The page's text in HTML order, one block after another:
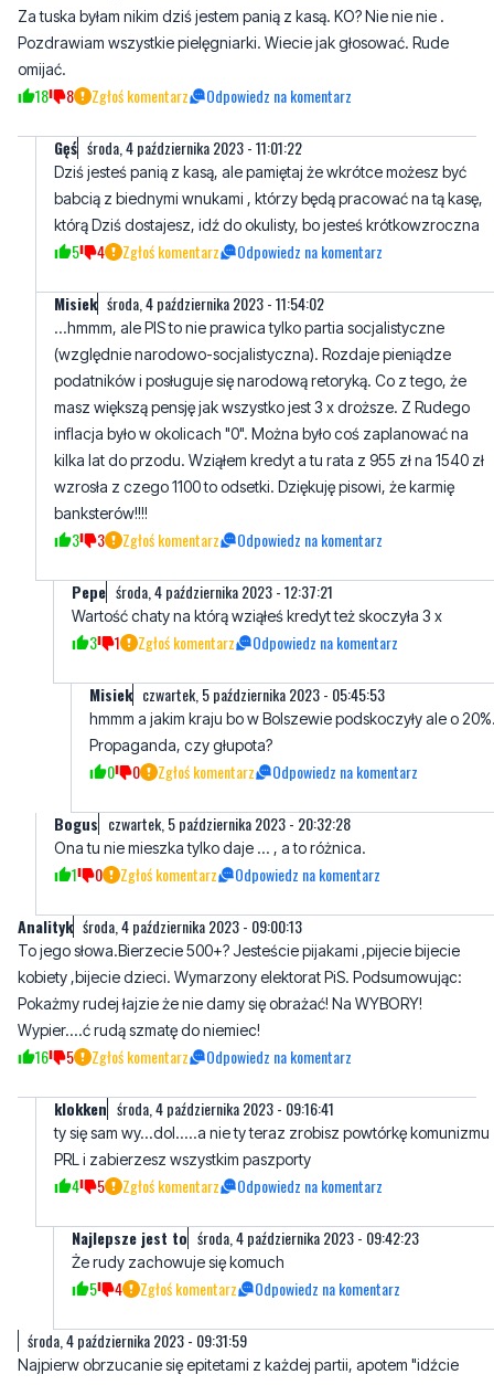
Tuska miałam w szpitalu stawkę godzinową 7 zł brutto a dziś 47 zł
. Za tuska miałam umowę śmieciową a dziś mam umowę o pracę
bezterminową. Za tuska miałam 32 zł na dzieci dziś mam 1500 zł .
Za tuska byłam nikim dziś jestem panią z kasą. KO? Nie nie nie .
omijać.
8 Zgłoś komentarz Odpowiedz na komentarz
Gęś środa, 4 października 2023 - 11:01:22
Dziś jesteś panią z kasą, ale pamiętaj że wkrótce możesz być
którą Dziś dostajesz, idź do okulisty, bo jesteś krótkowzroczna
5 4 Zgłoś komentarz Odpowiedz na komentarz
Misiek środa, 4 października 2023 - 11:54:02
...hmmm, ale PIS to nie prawica tylko partia socjalistyczne
(względnie narodowo-socjalistyczna). Rozdaje pieniądze
podatników i posługuje się narodową retoryką. Co z tego, że
masz większą pensję jak wszystko jest 3 x droższe. Z Rudego
inflacja było w okolicach "0". Można było coś zaplanować na
kilka lat do przodu. Wziąłem kredyt a tu rata z 955 zł na 1540 zł
banksterów!!!!
3 3 Zgłoś komentarz Odpowiedz na komentarz
Wartość chaty na którą wziąłeś kredyt też skoczyła 3 x
3 1 Zgłoś komentarz Odpowiedz na komentarz
Misiek czwartek, 5 października 2023 - 05:45:53
Propaganda, czy głupota?
0 0 Zgłoś komentarz Odpowiedz na komentarz
Ona tu nie mieszka tylko daje ... , a to różnica.
1 0 Zgłoś komentarz Odpowiedz na komentarz
Analityk środa, 4 października 2023 - 09:00:13
To jego słowa.Bierzecie 500+? Jesteście pijakami ,pijecie bijecie
kobiety ,bijecie dzieci. Wymarzony elektorat PiS. Podsumowując:
Wypier....ć rudą szmatę do niemiec!
5 Zgłoś komentarz Odpowiedz na komentarz
klokken środa, 4 października 2023 - 09:16:41
PRL i zabierzesz wszystkim paszporty
4 5 Zgłoś komentarz Odpowiedz na komentarz
Że rudy zachowuje się komuch
5 4 Zgłoś komentarz Odpowiedz na komentarz